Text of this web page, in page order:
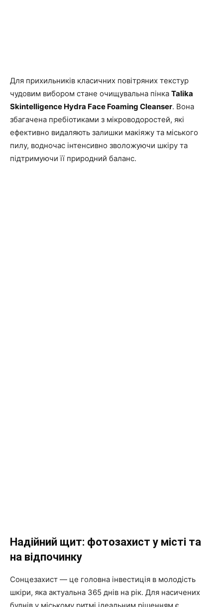
Для прихильників класичних повітряних текстур
чудовим вибором стане очищувальна пінка Talika
Skintelligence Hydra Face Foaming Cleanser. Вона
збагачена пребіотиками з мікроводоростей, які
ефективно видаляють залишки макіяжу та міського
пилу, водночас інтенсивно зволожуючи шкіру та
підтримуючи її природний баланс.
Надійний щит: фотозахист у місті та
на відпочинку
Сонцезахист — це головна інвестиція в молодість
шкіри, яка актуальна 365 днів на рік. Для насичених
буднів у міському ритмі ідеальним рішенням є